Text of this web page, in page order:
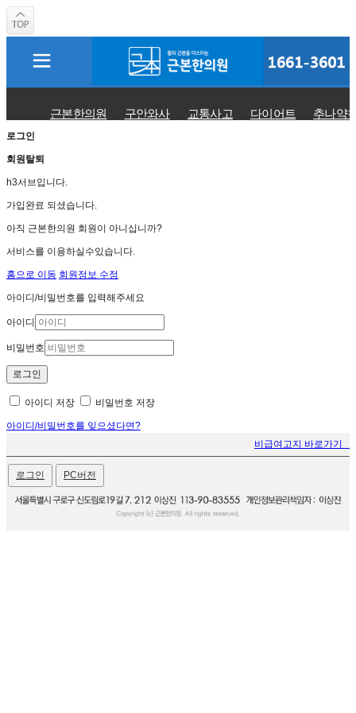
근본한의원 구안와사 교통사고 다이어트 추나약
로그인
회원탈퇴
h3서브입니다.
가입완료 되셨습니다.
아직 근본한의원 회원이 아니십니까?
서비스를 이용하실수있습니다.
홈으로 이동 회원정보 수정
아이디/비밀번호를 입력해주세요
아이디
비밀번호
아이디 저장 비밀번호 저장
아이디/비밀번호를 잊으셨다면?
비급여고지 바로가기
로그인 PC버전